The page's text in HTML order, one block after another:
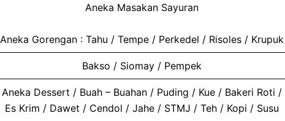
Aneka Masakan Sayuran
Aneka Gorengan : Tahu / Tempe / Perkedel / Risoles / Krupuk
Bakso / Siomay / Pempek
Aneka Dessert / Buah – Buahan / Puding / Kue / Bakeri Roti /
Es Krim / Dawet / Cendol / Jahe / STMJ / Teh / Kopi / Susu